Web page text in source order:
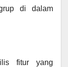
di dalam
fitur yang